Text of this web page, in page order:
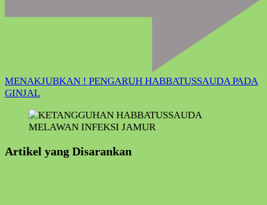
MENAKJUBKAN ! PENGARUH HABBATUSSAUDA PADA
GINJAL
Artikel yang Disarankan